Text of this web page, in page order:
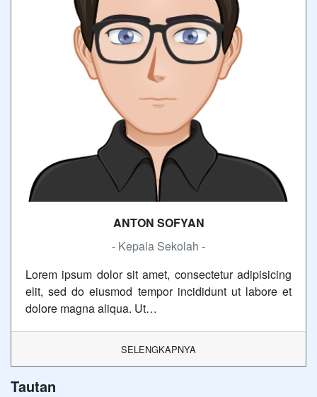
ANTON SOFYAN
- Kepala Sekolah -
Lorem ipsum dolor sit amet, consectetur adipisicing
elit, sed do eiusmod tempor incididunt ut labore et
dolore magna aliqua. Ut…
SELENGKAPNYA
Tautan